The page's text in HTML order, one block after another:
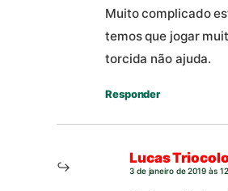
Muito complicado
temos que jogar
torcida não ajuda.
Responder
Lucas
3 de janeiro de 2019 às